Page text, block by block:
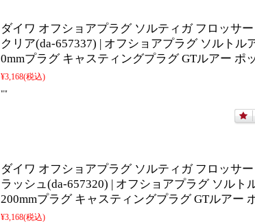
ダイワ オフショアプラグ ソルティガ フロッサー
クリア(da-657337) | オフショアプラグ ソルトル
0mmプラグ キャスティングプラグ GTルアー ポ
¥3,168(税込)
""
ダイワ オフショアプラグ ソルティガ フロッサ
ラッシュ(da-657320) | オフショアプラグ ソルト
200mmプラグ キャスティングプラグ GTルアー
¥3,168(税込)